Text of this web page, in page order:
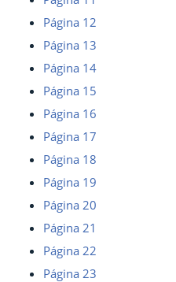
Página 12
Página 13
Página 14
Página 15
Página 16
Página 17
Página 18
Página 19
Página 20
Página 21
Página 22
Página 23